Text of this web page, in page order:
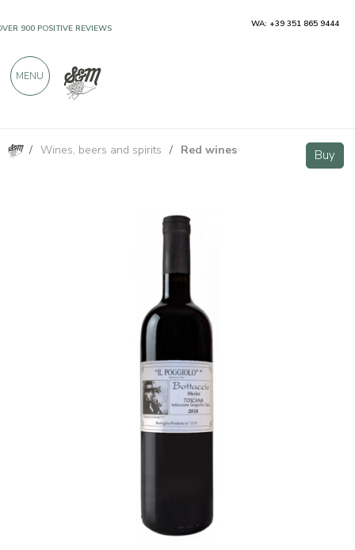
/ Wines, beers and spirits / Red wines Buy
Bottaccio Merlot Rosso Toscana IGT - Il Poggiolo Buy
900 POSITIVE REVIEWS WA: +39 351 865 9444
MENU